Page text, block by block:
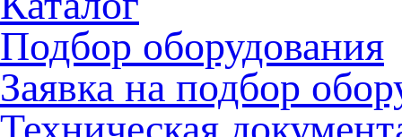
Подбор оборудования
Заявка на подбор